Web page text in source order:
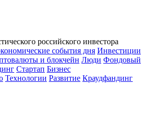
российского инвестора
события дня Инвестиции
и блокчейн Люди Фондовый
Стартап Бизнес
Технологии Развитие Краудфандинг